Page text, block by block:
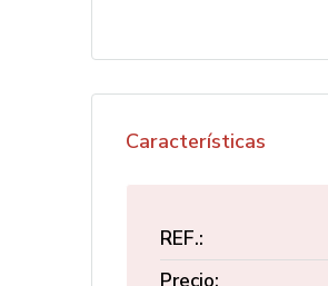
Características
REF.:
Precio: